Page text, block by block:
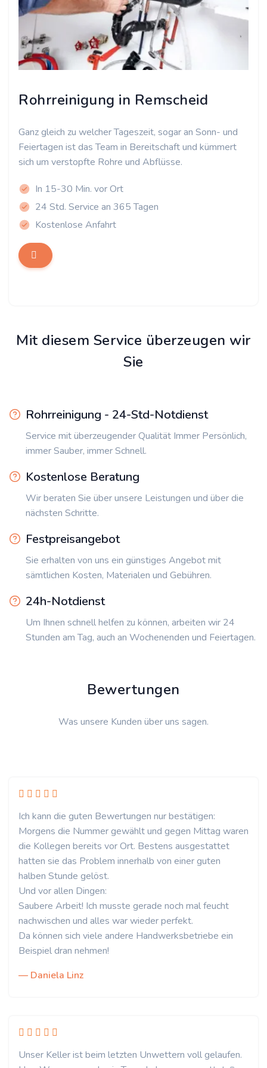
Rohrreinigung in Remscheid
Ganz gleich zu welcher Tageszeit, sogar an Sonn- und
Feiertagen ist das Team in Bereitschaft und kümmert
sich um verstopfte Rohre und Abflüsse.
In 15-30 Min. vor Ort
24 Std. Service an 365 Tagen
Kostenlose Anfahrt
Mit diesem Service überzeugen wir
Sie
Rohrreinigung - 24-Std-Notdienst
Service mit überzeugender Qualität Immer Persönlich,
immer Sauber, immer Schnell.
Kostenlose Beratung
Wir beraten Sie über unsere Leistungen und über die
nächsten Schritte.
Festpreisangebot
Sie erhalten von uns ein günstiges Angebot mit
sämtlichen Kosten, Materialen und Gebühren.
24h-Notdienst
Um Ihnen schnell helfen zu können, arbeiten wir 24
Stunden am Tag, auch an Wochenenden und Feiertagen.
Bewertungen
Was unsere Kunden über uns sagen.
Ich kann die guten Bewertungen nur bestätigen:
Morgens die Nummer gewählt und gegen Mittag waren
die Kollegen bereits vor Ort. Bestens ausgestattet
hatten sie das Problem innerhalb von einer guten
halben Stunde gelöst.
Und vor allen Dingen:
Saubere Arbeit! Ich musste gerade noch mal feucht
nachwischen und alles war wieder perfekt.
Da können sich viele andere Handwerksbetriebe ein
Beispiel dran nehmen!
— Daniela Linz
Unser Keller ist beim letzten Unwettern voll gelaufen.